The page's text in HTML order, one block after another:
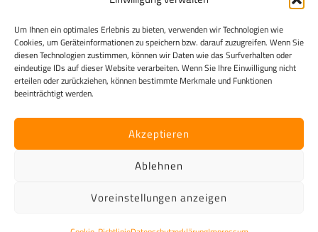
Um Ihnen ein optimales Erlebnis zu bieten, verwenden wir Technologien wie
Cookies, um Geräteinformationen zu speichern bzw. darauf zuzugreifen. Wenn Sie
diesen Technologien zustimmen, können wir Daten wie das Surfverhalten oder
eindeutige IDs auf dieser Website verarbeiten. Wenn Sie Ihre Einwilligung nicht
erteilen oder zurückziehen, können bestimmte Merkmale und Funktionen
beeinträchtigt werden.
Akzeptieren
Ablehnen
Voreinstellungen anzeigen
(RF) und lizenzpflichtige (RM)
Reisebilder aus über 50
Ländern an! Der Urheber der
Fotos ist Andreas Kessler.
Alle Rechte vorbehalten. Das Angebot richtet sich ausschließlich an
Käufer mit voller Geschäftsfähigkeit und zudem ausschließlich an
Firmen, Vereine, Zeitungen, Verlage, ... [B2B] . Kein Verkauf an